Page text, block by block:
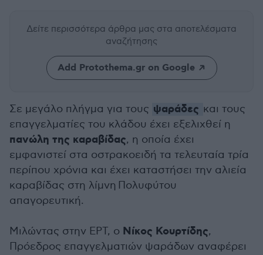
Δείτε περισσότερα άρθρα μας στα αποτελέσματα
αναζήτησης
Add Protothema.gr on Google
Σε μεγάλο πλήγμα για τους ψαράδες και τους
επαγγελματίες του κλάδου έχει εξελιχθεί η
πανώλη της καραβίδας, η οποία έχει
εμφανιστεί στα οστρακοειδή τα τελευταία τρία
περίπου χρόνια και έχει καταστήσει την αλιεία
καραβίδας στη λίμνη Πολυφύτου
απαγορευτική.
Μιλώντας στην ΕΡΤ, ο Νίκος Κουρτίδης,
Πρόεδρος επαγγελματιών ψαράδων αναφέρει